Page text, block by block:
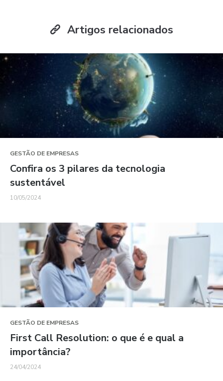
Artigos relacionados
GESTÃO DE EMPRESAS
Confira os 3 pilares da tecnologia
sustentável
10/05/2024
GESTÃO DE EMPRESAS
First Call Resolution: o que é e qual a
importância?
24/04/2024